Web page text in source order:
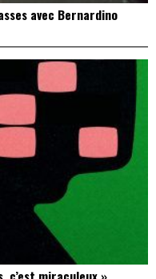
avec Bernardino